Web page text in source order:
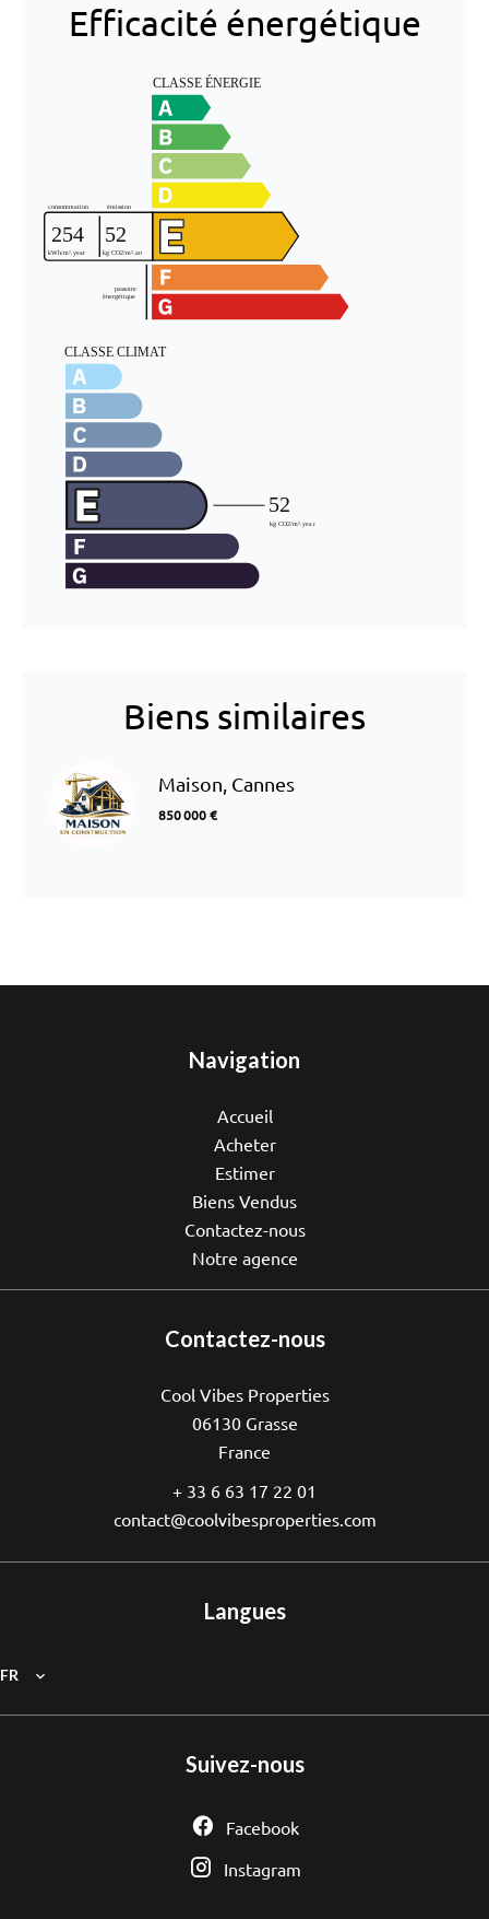
Efficacité énergétique
Biens similaires
Maison, Cannes
850 000 €
Navigation
Accueil
Acheter
Estimer
Biens Vendus
Contactez-nous
Notre agence
Contactez-nous
Cool Vibes Properties
06130Grasse
France
+ 33 6 63 17 22 01
contact@coolvibesproperties.com
Langues
FR
Suivez-nous
Facebook
Instagram